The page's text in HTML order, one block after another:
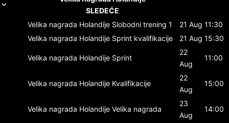
SLEDEĆE
Velika nagrada Holandije Slobodni trening 1 21 Aug 11:30
Velika nagrada Holandije Sprint kvalifikacije 21 Aug 15:30
Velika nagrada Holandije Sprint
22
Aug
11:00
Velika nagrada Holandije Kvalifikacije
22
Aug
15:00
Velika nagrada Holandije Velika nagrada
23
Aug
14:00